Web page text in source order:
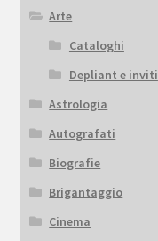
Arte
Cataloghi
Depliant e inviti
Astrologia
Autografati
Biografie
Brigantaggio
Cinema